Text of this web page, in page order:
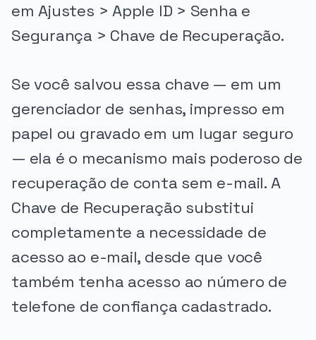
em Ajustes > Apple ID > Senha e
Segurança > Chave de Recuperação.
Se você salvou essa chave — em um
gerenciador de senhas, impresso em
papel ou gravado em um lugar seguro
— ela é o mecanismo mais poderoso de
recuperação de conta sem e-mail. A
Chave de Recuperação substitui
completamente a necessidade de
acesso ao e-mail, desde que você
também tenha acesso ao número de
telefone de confiança cadastrado.